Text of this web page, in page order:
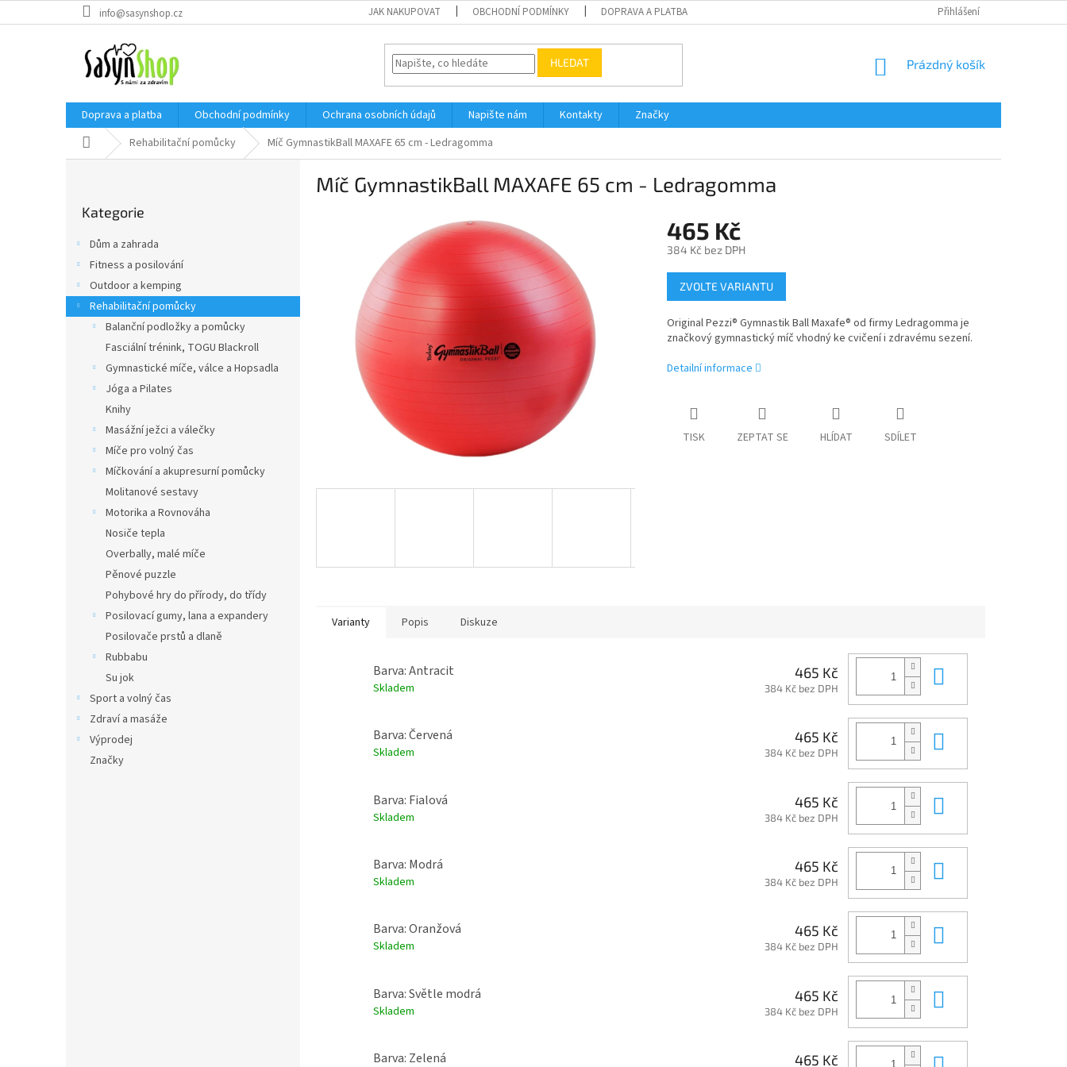
na
info@sasynshop.cz JAK NAKUPOVAT OBCHODNÍ PODMÍNKY DOPRAVA A PLATBA Přihlášení
HLEDAT
NÁKUPNÍ
Prázdný košík
Doprava a platba Obchodní podmínky Ochrana osobních údajů Napište nám Kontakty
Značky
Domů Rehabilitační pomůcky Míč GymnastikBall MAXAFE 65 cm - Ledragomma
kategorie
Kategorie
Dům a zahrada
Fitness a posilování
Outdoor a kemping
Rehabilitační pomůcky
Balanční podložky a pomůcky
Fasciální trénink, TOGU Blackroll
Gymnastické míče, válce a Hopsadla
Jóga a Pilates
Knihy
Masážní ježci a válečky
Míče pro volný čas
Míčkování a akupresurní pomůcky
Molitanové sestavy
Motorika a Rovnováha
Nosiče tepla
Overbally, malé míče
Pěnové puzzle
Pohybové hry do přírody, do třídy
Posilovací gumy, lana a expandery
Posilovače prstů a dlaně
Rubbabu
Su jok
Sport a volný čas
Zdraví a masáže
Výprodej
Značky
Míč GymnastikBall MAXAFE 65 cm - Ledragomma
465 Kč
384 Kč bez DPH
Měrná
cena:
ZVOLTE VARIANTU
Original Pezzi® Gymnastik Ball Maxafe® od firmy Ledragomma je
značkový gymnastický míč vhodný ke cvičení i zdravému sezení.
Detailní informace
TISK ZEPTAT SE HLÍDAT SDÍLET
Varianty Popis Diskuze
Barva: Antracit
Skladem
465 Kč
384 Kč bez DPH
Barva: Červená
Skladem
465 Kč
384 Kč bez DPH
Barva: Fialová
Skladem
465 Kč
384 Kč bez DPH
Barva: Modrá
Skladem
465 Kč
384 Kč bez DPH
Barva: Oranžová
Skladem
465 Kč
384 Kč bez DPH
Barva: Světle modrá
Skladem
465 Kč
384 Kč bez DPH
Barva: Zelená 465 Kč